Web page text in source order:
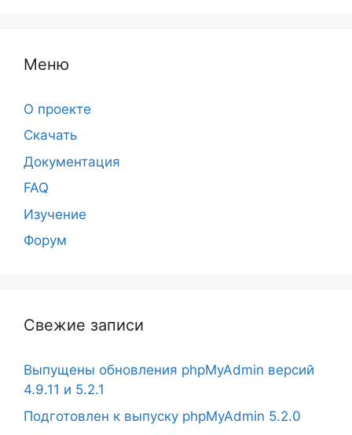
Меню
О проекте
Скачать
Документация
FAQ
Изучение
Форум
Свежие записи
Выпущены обновления phpMyAdmin версий
4.9.11 и 5.2.1
Подготовлен к выпуску phpMyAdmin 5.2.0